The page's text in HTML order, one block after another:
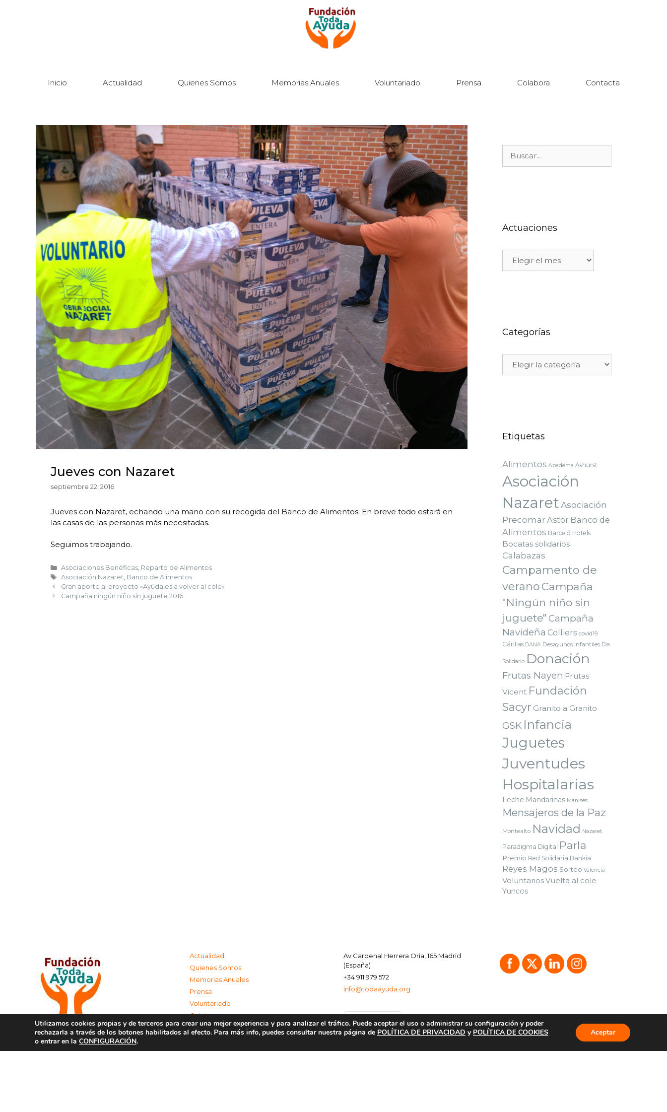
Inicio Actualidad Quienes Somos Memorias Anuales Voluntariado Prensa Colabora Contacta
Jueves con Nazaret
septiembre 22, 2016
Jueves con Nazaret, echando una mano con su recogida del Banco de Alimentos. En breve todo estará en
las casas de las personas más necesitadas.
Seguimos trabajando.
Asociaciones Benéficas, Reparto de Alimentos
Asociación Nazaret Banco de Alimentos
Gran aporte al proyecto «Ayúdales a volver al cole»
Campaña ningún niño sin juguete 2016
Actuaciones
Categorías
Etiquetas
Alimentos Apadema Ashurst
Asociación
NazaretAsociación
PrecomarAstor Banco de
Alimentos Barceló Hotels
Bocatas solidarios
Calabazas
Campamento de
verano Campaña
"Ningún niño sin
juguete" Campaña
Navideña Colliers covid19
Cáritas DANA Desayunos infantiles Dia
Solidario Donación
Frutas Nayen Frutas
Vicent Fundación
Sacyr Granito a Granito
GSK Infancia
Juguetes
Juventudes
Hospitalarias
Leche Mandarinas Manises
Mensajeros de la Paz
Montealto Navidad Nazaret
Paradigma Digital Parla
Premio Red Solidaria Bankia
Reyes Magos Sorteo Valencia
VoluntariosVuelta al cole
Yuncos
Actualidad
Quienes Somos
Memorias Anuales
Prensa
Voluntariado
Colabora
Contacta
Política de Privacidad
Av Cardenal Herrera Oria, 165 Madrid
(España)
+34 911 979 572
info@todaayuda.org
Utilizamos cookies propias y de terceros para crear una mejor experiencia y para analizar el tráfico. Puede aceptar el uso o administrar su configuración y poder
rechazarla a través de los botones habilitados al efecto. Para más info, puedes consultar nuestra página de POLÍTICA DE PRIVACIDAD y POLÍTICA DE COOKIES
o entrar en la CONFIGURACIÓN.
Aceptar